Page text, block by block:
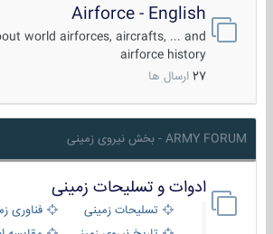
Airforce - English
world airforces, aircrafts, ... and
airforce history
27 ارسال ها
ARMY FORUM - بخش نیروی زمینی
ادوات و تسلیحات زمینی
تسلیحات زمینی
فناوری